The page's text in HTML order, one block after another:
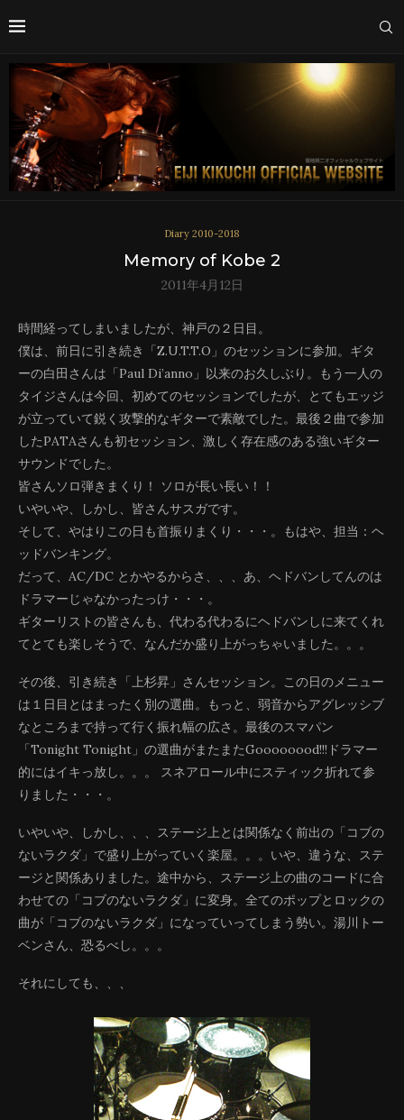
Diary 2010-2018
Memory of Kobe 2
2011年4月12日
時間経ってしまいましたが、神戸の２日目。
僕は、前日に引き続き「Z.U.T.T.O」のセッションに参加。ギタ
ーの白田さんは「Paul Di’anno」以来のお久しぶり。もう一人の
タイジさんは今回、初めてのセッションでしたが、とてもエッジ
が立っていて鋭く攻撃的なギターで素敵でした。最後２曲で参加
したPATAさんも初セッション、激しく存在感のある強いギター
サウンドでした。
皆さんソロ弾きまくり！ ソロが長い長い！！
いやいや、しかし、皆さんサスガです。
そして、やはりこの日も首振りまくり・・・。もはや、担当：ヘ
ッドバンキング。
だって、AC/DC とかやるからさ、、、あ、ヘドバンしてんのは
ドラマーじゃなかったっけ・・・。
ギターリストの皆さんも、代わる代わるにヘドバンしに来てくれ
てとても楽しそうで、なんだか盛り上がっちゃいました。。。
その後、引き続き「上杉昇」さんセッション。この日のメニュー
は１日目とはまったく別の選曲。もっと、弱音からアグレッシブ
なところまで持って行く振れ幅の広さ。最後のスマパン
「Tonight Tonight」の選曲がまたまたGoooooood!!!ドラマー
的にはイキっ放し。。。 スネアロール中にスティック折れて参
りました・・・。
いやいや、しかし、、、ステージ上とは関係なく前出の「コブの
ないラクダ」で盛り上がっていく楽屋。。。いや、違うな、ステ
ージと関係ありました。途中から、ステージ上の曲のコードに合
わせての「コブのないラクダ」に変身。全てのポップとロックの
曲が「コブのないラクダ」になっていってしまう勢い。湯川トー
ベンさん、恐るべし。。。
それにしても、、、